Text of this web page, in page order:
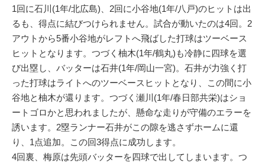
1回に石川(1年/北広島)、2回に小谷地(1年/八戸)のヒットは出
るも、得点に結びつけられません。試合が動いたのは4回。2
アウトから5番小谷地がレフトへ飛ばした打球はツーベース
ヒットとなります。つづく柚木(1年/鶴丸)も冷静に四球を選
び出塁し、バッターは石井(1年/岡山一宮)。石井が力強く打
った打球はライトへのツーベースヒットとなり、この間に小
谷地と柚木が還ります。つづく瀬川(1年/春日部共栄)はショ
ートゴロかと思われましたが、懸命な走りが守備のエラーを
誘います。2塁ランナー石井がこの隙を逃さずホームに還
り、1点追加。この回3得点に成功します。
4回裏、梅原は先頭バッターを四球で出してしまいます。つ